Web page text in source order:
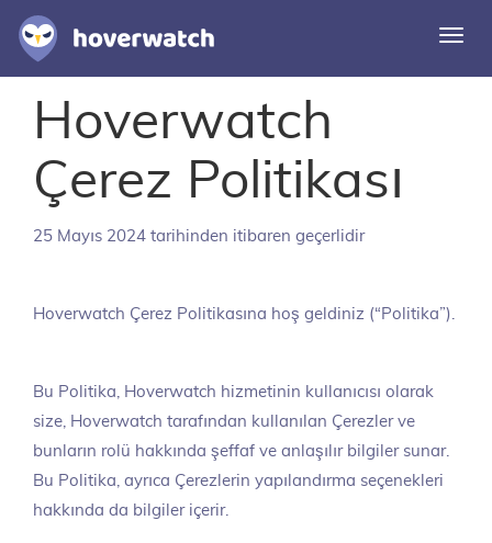
Özellikler
Çözümler
Giriş
Hoverwatch
Çerez Politikası
25 Mayıs 2024 tarihinden itibaren geçerlidir
Hoverwatch Çerez Politikasına hoş geldiniz (“Politika”).
Bu Politika, Hoverwatch hizmetinin kullanıcısı olarak
size, Hoverwatch tarafından kullanılan Çerezler ve
bunların rolü hakkında şeffaf ve anlaşılır bilgiler sunar.
Bu Politika, ayrıca Çerezlerin yapılandırma seçenekleri
hakkında da bilgiler içerir.